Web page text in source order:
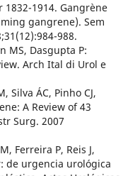
1832-1914. Gangrène
gangrene). Sem
988.
MS, Dasgupta P:
Arch Ital di Urol e
Silva ÁC, Pinho CJ,
A Review of 43
Surg. 2007
Ferreira P, Reis J,
de urgencia urológica